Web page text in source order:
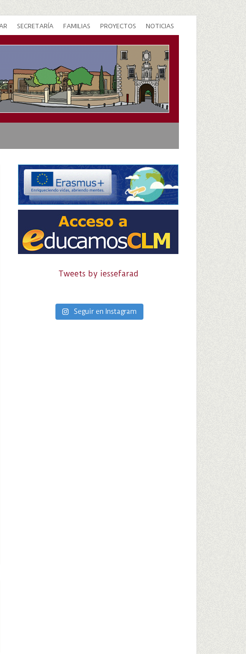
SECRETARÍA FAMILIAS PROYECTOS NOTICIAS
Tweets by iessefarad
Seguir en Instagram